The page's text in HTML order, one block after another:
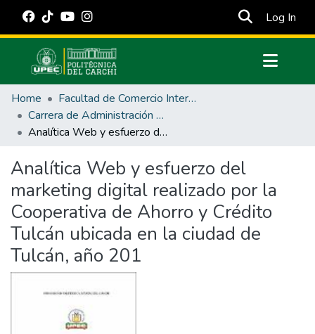
Log In
Communities & Collections
All of DSpace
Statistics
Estadísticas Externas
Manuales
Home
Facultad de Comercio Internacional, Integración, Administración y Economía Empresarial
Carrera de Administración de Empresas y Marketing
Analítica Web y esfuerzo del marketing digital realizado por la Cooperativa de Ahorro y Crédito Tulcán ubicada en la ciudad de Tulcán, año 201
Analítica Web y esfuerzo del
marketing digital realizado por la
Cooperativa de Ahorro y Crédito
Tulcán ubicada en la ciudad de
Tulcán, año 201